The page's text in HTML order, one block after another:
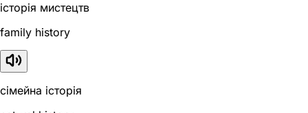
історія мистецтв
family history
сімейна історія